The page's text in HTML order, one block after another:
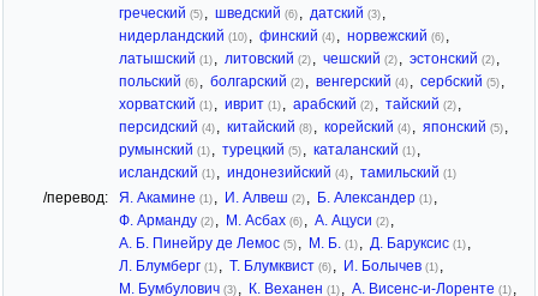
греческий (5) шведский (6) датский (3)
нидерландский (10) финский (4) норвежский (6)
латышский (1) литовский (2) чешский (2) эстонский (2)
польский (6) болгарский (2) венгерский (4) сербский (5)
хорватский (1) иврит (1) арабский (2) тайский (2)
персидский (4) китайский (8) корейский (4) японский (5)
румынский (1) турецкий (5) каталанский (1)
исландский (1) индонезийский (4) тамильский (1)
/перевод: Я. Акамине (1) И. Алвеш (2) Б. Александер (1)
Ф. Арманду (2) М. Асбах (6) А. Ацуси (2)
А. Б. Пинейру де Лемос (5) М. Б. (1) Д. Баруксис (1)
Л. Блумберг (1) Т. Блумквист (6) И. Болычев (1)
М. Бумбулович (3) К. Веханен (1) А. Висенс-и-Лоренте (1)